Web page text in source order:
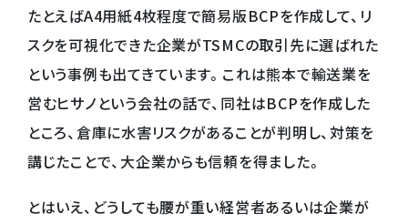
たとえばA4用紙4枚程度で簡易版BCPを作成して、リ
スクを可視化できた企業がTSMCの取引先に選ばれた
という事例も出てきています。これは熊本で輸送業を
営むヒサノという会社の話で、同社はBCPを作成した
ところ、倉庫に水害リスクがあることが判明し、対策を
講じたことで、大企業からも信頼を得ました。
とはいえ、どうしても腰が重い経営者あるいは企業が